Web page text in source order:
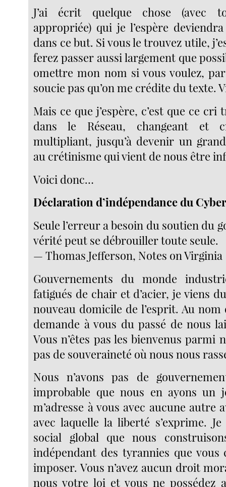
J’ai écrit quelque chose (avec
appropriée) qui je l’espère
dans ce but. Si vous le trouvez utile,
ferez passer aussi largement que
omettre mon nom si vous voulez,
soucie pas qu’on me crédite du texte.
Mais ce que j’espère, c’est que ce
dans le Réseau, changeant et
multipliant, jusqu’à devenir un
au crétinisme qui vient de nous être
Voici donc…
Déclaration d’indépendance du
Seule l’erreur a besoin du soutien du
vérité peut se débrouiller toute seule.
— Thomas Jefferson, Notes on Virginia
Gouvernements du monde
fatigués de chair et d’acier, je viens
nouveau domicile de l’esprit. Au
demande à vous du passé de nous
Vous n’êtes pas les bienvenus parmi
pas de souveraineté où nous nous
Nous n’avons pas de
improbable que nous en ayons un
m’adresse à vous avec aucune autre
avec laquelle la liberté s’exprime. Je
social global que nous
indépendant des tyrannies que vous
imposer. Vous n’avez aucun droit
nous votre loi et vous ne possédez